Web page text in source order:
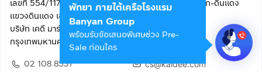
เลขที่ 554/117 อาคารสกายไนน์ เซ็นเตอร์ ชั้น 22 ถนนอโศก-ดินแดง
แขวงดินแดง เขตดินแดง
บริษัท เคดี มาร์เก็ตเพลส จำกัด (สำนักงานใหญ่)
กรุงเทพมหานคร 10400
02 108 8531
cs@kaidee.com
พัทยา ภายใต้เครือโรงแรม
Banyan Group
พร้อมรับข้อเสนอพิเศษช่วง Pre-
Sale ก่อนใคร